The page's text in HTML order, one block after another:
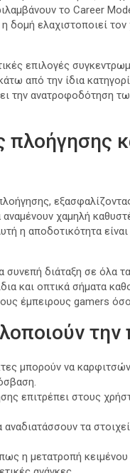
το Career
δομή ελαχιστοποιεί
επιλογές
από την ίδια
την ανατροφοδότηση
χαμηλή
η αποδοτικότητα είναι
συνεπή διάταξη σε όλα
και οπτικά σήματα
έμπειρους gamers
μπορούν να
επιτρέπει στους
τα
η μετατροπή κειμένου